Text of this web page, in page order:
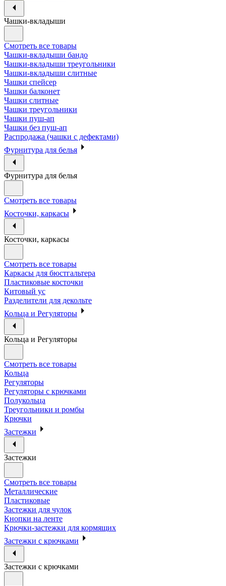
Чашки-вкладыши
Смотреть все товары
Чашки-вкладыши бандо
Чашки-вкладыши треугольники
Чашки-вкладыши слитные
Чашки спейсер
Чашки балконет
Чашки слитные
Чашки треугольники
Чашки пуш-ап
Чашки без пуш-ап
Распродажа (чашки с дефектами)
Фурнитура для белья
Фурнитура для белья
Смотреть все товары
Косточки, каркасы
Косточки, каркасы
Смотреть все товары
Каркасы для бюстгальтера
Пластиковые косточки
Китовый ус
Разделители для декольте
Кольца и Регуляторы
Кольца и Регуляторы
Смотреть все товары
Кольца
Регуляторы
Регуляторы с крючками
Полукольца
Треугольники и ромбы
Крючки
Застежки
Застежки
Смотреть все товары
Металлические
Пластиковые
Застежки для чулок
Кнопки на ленте
Крючки-застежки для кормящих
Застежки с крючками
Застежки с крючками